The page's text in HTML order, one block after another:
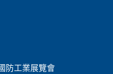
防工業展覽會